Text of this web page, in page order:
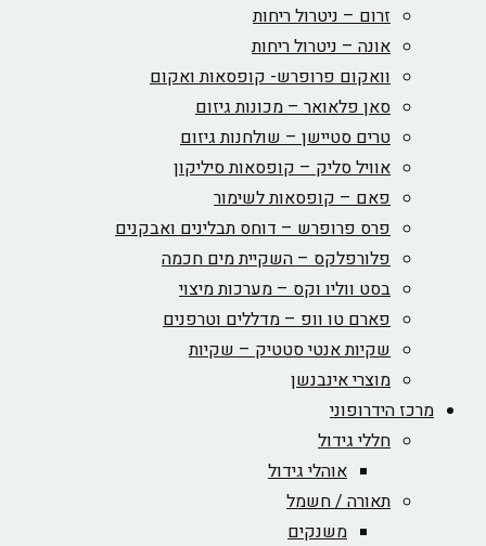
זרום – ניטרול ריחות
אונה – ניטרול ריחות
וואקום פרופרש- קופסאות ואקום
סאן פלאואר – מכונות גיזום
טרים סטיישן – שולחנות גיזום
אוויל סליק – קופסאות סיליקון
פאם – קופסאות לשימור
פרס פרופרש – דוחס תבלינים ואבקנים
פלורפלקס – השקיית מים חכמה
בסט ווליו וקס – מערכות מיצוי
פארם טו וופ – מדללים וטרפנים
שקיות אנטי סטטיק – שקיות
מוצרי אינבנשן
מרכז הידרופוני
חללי גידול
אוהלי גידול
תאורה / חשמל
משנקים